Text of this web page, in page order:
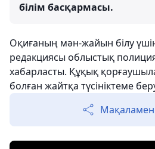
білім басқармасы.
Оқиғаның мән-жайын білу
редакциясы облыстық
хабарласты. Құқық
болған жайтқа түсініктеме
Мақаламен